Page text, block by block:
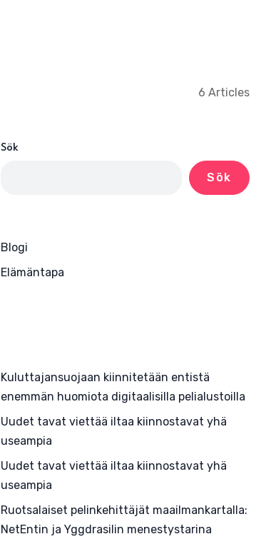
6 Articles
Sök
Sök
Blogi
Elämäntapa
Kuluttajansuojaan kiinnitetään entistä
enemmän huomiota digitaalisilla pelialustoilla
Uudet tavat viettää iltaa kiinnostavat yhä
useampia
Uudet tavat viettää iltaa kiinnostavat yhä
useampia
Ruotsalaiset pelinkehittäjät maailmankartalla:
NetEntin ja Yggdrasilin menestystarina